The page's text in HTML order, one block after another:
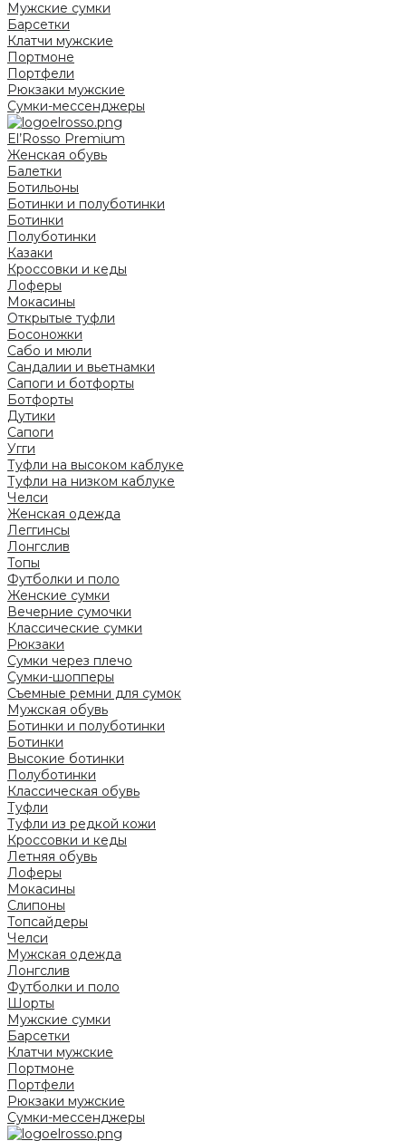
Мужские сумки
Барсетки
Клатчи мужские
Портмоне
Портфели
Рюкзаки мужские
Сумки-мессенджеры
El’Rosso Premium
Женская обувь
Балетки
Ботильоны
Ботинки и полуботинки
Ботинки
Полуботинки
Казаки
Кроссовки и кеды
Лоферы
Мокасины
Открытые туфли
Босоножки
Сабо и мюли
Сандалии и вьетнамки
Сапоги и ботфорты
Ботфорты
Дутики
Сапоги
Угги
Туфли на высоком каблуке
Туфли на низком каблуке
Челси
Женская одежда
Леггинсы
Лонгслив
Топы
Футболки и поло
Женские сумки
Вечерние сумочки
Классические сумки
Рюкзаки
Сумки через плечо
Сумки-шопперы
Съемные ремни для сумок
Мужская обувь
Ботинки и полуботинки
Ботинки
Высокие ботинки
Полуботинки
Классическая обувь
Туфли
Туфли из редкой кожи
Кроссовки и кеды
Летняя обувь
Лоферы
Мокасины
Слипоны
Топсайдеры
Челси
Мужская одежда
Лонгслив
Футболки и поло
Шорты
Мужские сумки
Барсетки
Клатчи мужские
Портмоне
Портфели
Рюкзаки мужские
Сумки-мессенджеры